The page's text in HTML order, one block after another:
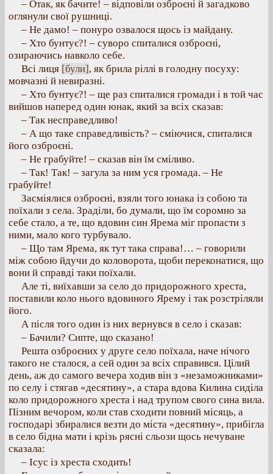
– Отак, як бачите! – відповіли озброєні й загадково
оглянули свої рушниці.
– Не дамо! – понуро озвалося щось із майдану.
– Хто бунтує?! – суворо спиталися озброєні,
озираючись навколо себе.
Всі лиця [були], як брила ріллі в голодну посуху:
мовчазні й невиразні.
– Хто бунтує?! – ще раз спиталися громади і в той час
вийшов наперед один юнак, який за всіх сказав:
– Так несправедливо!
– А що таке справедливість? – сміючися, спиталися
його озброєні.
– Не грабуйте! – сказав він їм сміливо.
– Так! Так! – загула за ним уся громада. – Не
грабуйте!
Засміялися озброєні, взяли того юнака із собою та
поїхали з села. Зраділи, бо думали, що їм соромно за
себе стало, а те, що вдовин син Ярема міг пропасти з
ними, мало кого турбувало.
– Що там Ярема, як тут така справа!… – говорили
між собою йдучи до коловорота, щоби переконатися, що
вони й справді таки поїхали.
Але ті, виїхавши за село до придорожного хреста,
поставили коло нього вдовиного Ярему і так розстріляли
його.
А після того один із них вернувся в село і сказав:
– Бачили? Сипте, що сказано!
Решта озброєних у друге село поїхала, наче нічого
такого не сталося, а сей один за всіх справився. Цілий
день, аж до самого вечера ходив він з «незаможниками»
по селу і стягав «десятину», а стара вдова Килина сиділа
коло придорожного хреста і над трупом свого сина вила.
Пізним вечором, коли став сходити повний місяць, а
господарі збиралися везти до міста «десятину», прибігла
в село бідна мати і крізь рясні сльози щось нечуване
сказала:
– Ісус із хреста сходить!